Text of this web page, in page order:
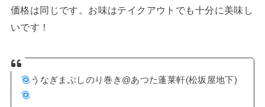
価格は同じです。お味はテイクアウトでも十分に美味し
いです！
うなぎまぶしのり巻き@あつた蓬莱軒(松坂屋地下)